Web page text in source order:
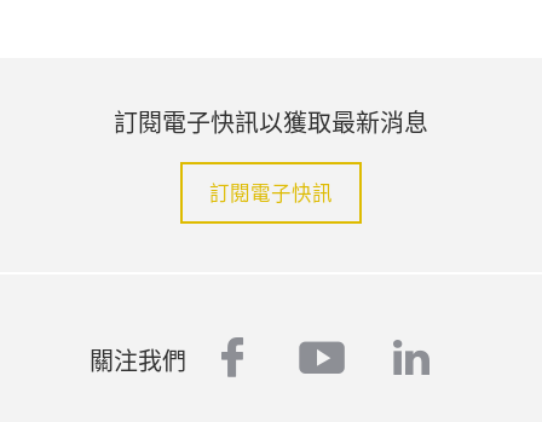
訂閱電子快訊以獲取最新消息
訂閱電子快訊
關注我們 facebook
youtube